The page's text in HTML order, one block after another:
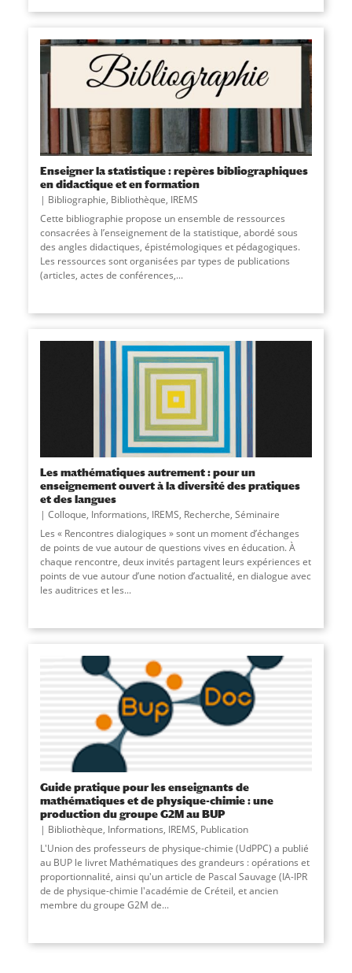
Enseigner la statistique : repères bibliographiques
en didactique et en formation
Bibliographie, Bibliothèque, IREMS
Cette bibliographie propose un ensemble de ressources
consacrées à l’enseignement de la statistique, abordé sous
des angles didactiques, épistémologiques et pédagogiques.
Les ressources sont organisées par types de publications
(articles, actes de conférences,...
Les mathématiques autrement : pour un
enseignement ouvert à la diversité des pratiques
et des langues
Colloque, Informations, IREMS, Recherche, Séminaire
Les « Rencontres dialogiques » sont un moment d’échanges
de points de vue autour de questions vives en éducation. À
chaque rencontre, deux invités partagent leurs expériences et
points de vue autour d’une notion d’actualité, en dialogue avec
les auditrices et les...
Guide pratique pour les enseignants de
mathématiques et de physique-chimie : une
production du groupe G2M au BUP
Bibliothèque, Informations, IREMS, Publication
L'Union des professeurs de physique-chimie (UdPPC) a publié
au BUP le livret Mathématiques des grandeurs : opérations et
proportionnalité, ainsi qu'un article de Pascal Sauvage (IA-IPR
de de physique-chimie l'académie de Créteil, et ancien
membre du groupe G2M de...